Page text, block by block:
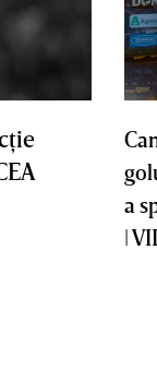
a
|